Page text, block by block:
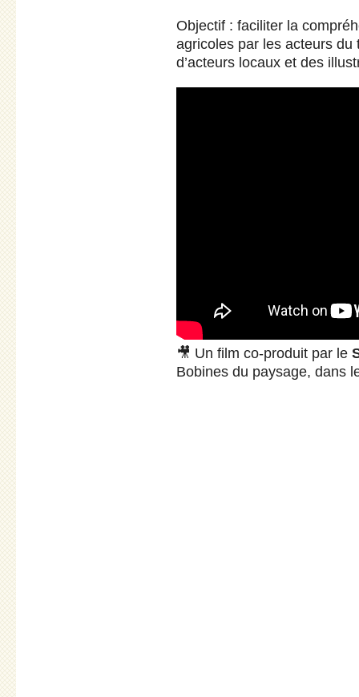
Objectif : faciliter la
agricoles par les acteurs
d’acteurs locaux et des
🎥 Un film co-produit par le
Bobines du paysage, dans